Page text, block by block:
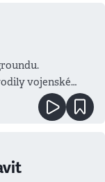
vojenské